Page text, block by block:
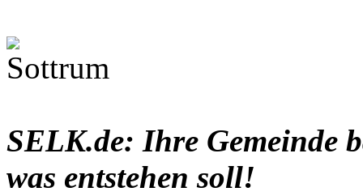
SELK.de: Ihre Gemeinde
was entstehen soll!